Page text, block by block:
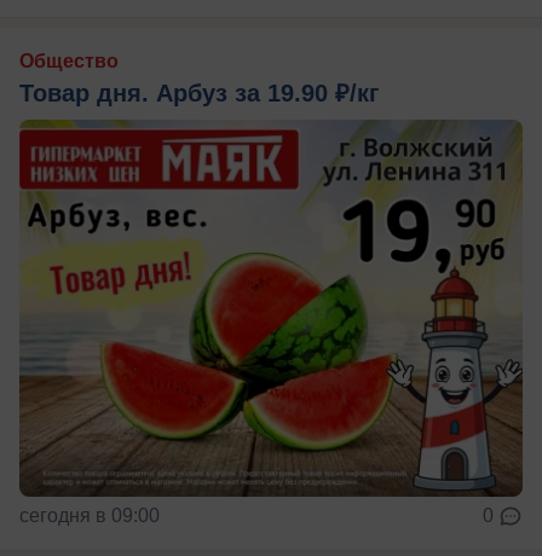
Общество
Товар дня. Арбуз за 19.90 ₽/кг
сегодня в 09:00 0